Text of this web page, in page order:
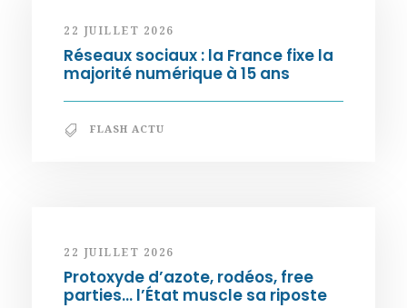
22 JUILLET 2026
Réseaux sociaux : la France fixe la
majorité numérique à 15 ans
FLASH ACTU
22 JUILLET 2026
Protoxyde d’azote, rodéos, free
parties… l’État muscle sa riposte